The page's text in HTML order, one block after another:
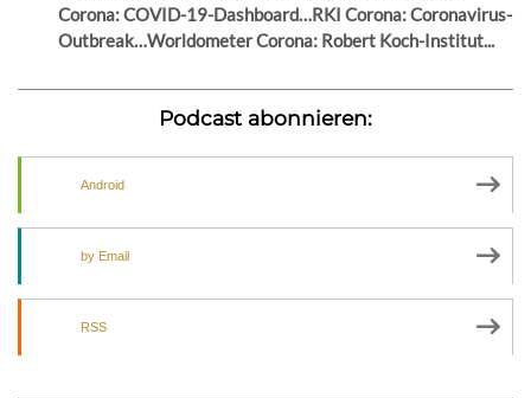
Corona: COVID-19-Dashboard…RKI Corona: Coronavirus-
Outbreak…Worldometer Corona: Robert Koch-Institut...
Podcast abonnieren:
Android
by Email
RSS